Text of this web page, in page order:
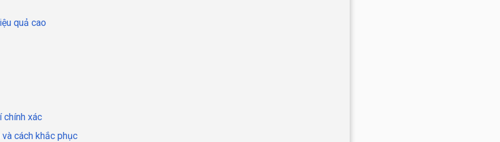
quả cao
chính xác
cách khắc phục